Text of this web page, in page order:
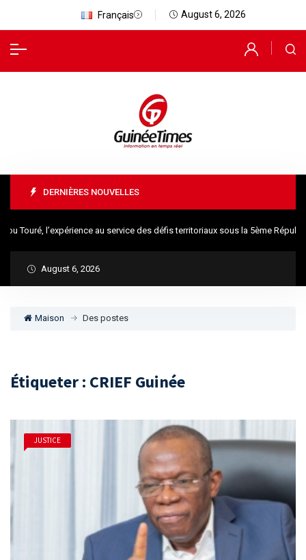
Français August 6, 2026
DERNIÈRES NOUVELLES
l’expérience au service des défis territoriaux sous la 5ème République
August 6, 2026
Maison Des postes
Étiqueter : CRIEF Guinée
JUSTICE